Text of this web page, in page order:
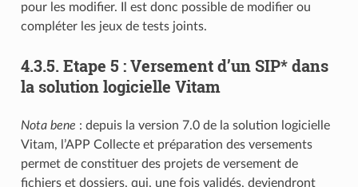
pour les modifier. Il est donc possible de modifier ou
compléter les jeux de tests joints.
4.3.5. Etape 5 : Versement d’un SIP* dans
la solution logicielle Vitam
Nota bene : depuis la version 7.0 de la solution logicielle
Vitam, l’APP Collecte et préparation des versements
permet de constituer des projets de versement de
fichiers et dossiers, qui, une fois validés, deviendront